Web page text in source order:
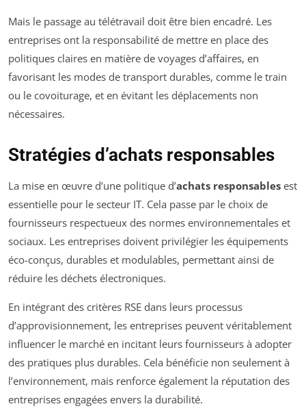
Mais le passage au télétravail doit être bien encadré. Les
entreprises ont la responsabilité de mettre en place des
politiques claires en matière de voyages d’affaires, en
favorisant les modes de transport durables, comme le train
ou le covoiturage, et en évitant les déplacements non
nécessaires.
Stratégies d’achats responsables
La mise en œuvre d’une politique d’achats responsables est
essentielle pour le secteur IT. Cela passe par le choix de
fournisseurs respectueux des normes environnementales et
sociaux. Les entreprises doivent privilégier les équipements
éco-conçus, durables et modulables, permettant ainsi de
réduire les déchets électroniques.
En intégrant des critères RSE dans leurs processus
d’approvisionnement, les entreprises peuvent véritablement
influencer le marché en incitant leurs fournisseurs à adopter
des pratiques plus durables. Cela bénéficie non seulement à
l’environnement, mais renforce également la réputation des
entreprises engagées envers la durabilité.